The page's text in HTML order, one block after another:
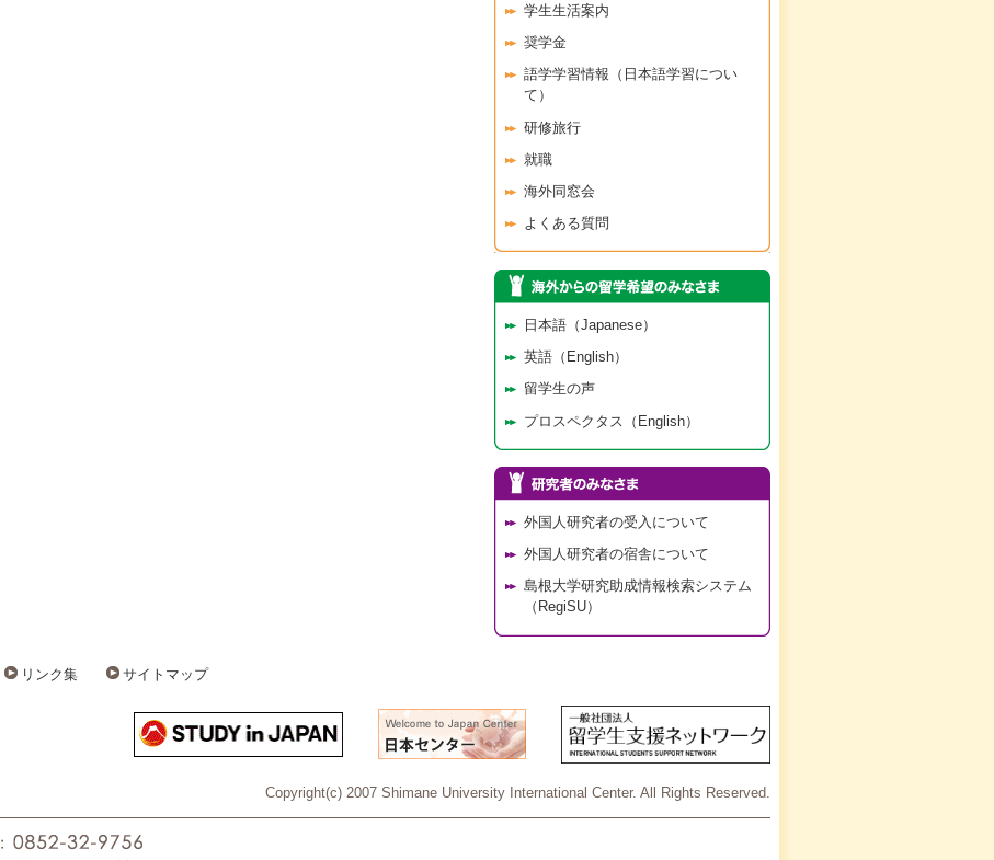
学生生活案内
奨学金
語学学習情報（日本語学習につい
て）
研修旅行
就職
海外同窓会
よくある質問
日本語（Japanese）
英語（English）
留学生の声
プロスペクタス（English）
外国人研究者の受入について
外国人研究者の宿舎について
島根大学研究助成情報検索システム
（RegiSU）
リンク集 サイトマップ
Copyright(c) 2007 Shimane University International Center. All Rights Reserved.